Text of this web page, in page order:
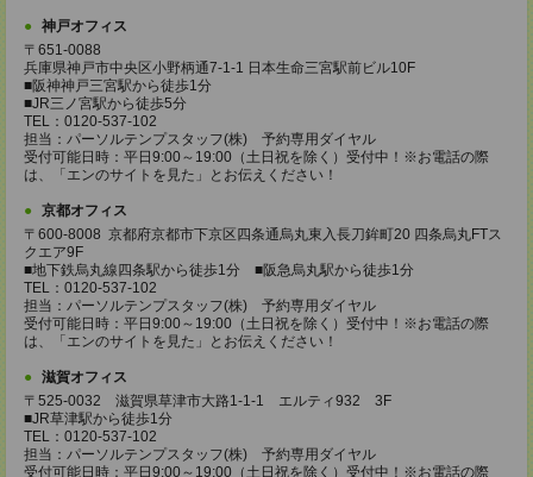
神戸オフィス
〒651-0088
兵庫県神戸市中央区小野柄通7-1-1 日本生命三宮駅前ビル10F
■阪神神戸三宮駅から徒歩1分
■JR三ノ宮駅から徒歩5分
TEL：0120-537-102
担当：パーソルテンプスタッフ(株) 予約専用ダイヤル
受付可能日時：平日9:00～19:00（土日祝を除く）受付中！※お電話の際
は、「エンのサイトを見た」とお伝えください！
京都オフィス
〒600-8008 京都府京都市下京区四条通烏丸東入長刀鉾町20 四条烏丸FTス
クエア9F
■地下鉄烏丸線四条駅から徒歩1分 ■阪急烏丸駅から徒歩1分
TEL：0120-537-102
担当：パーソルテンプスタッフ(株) 予約専用ダイヤル
受付可能日時：平日9:00～19:00（土日祝を除く）受付中！※お電話の際
は、「エンのサイトを見た」とお伝えください！
滋賀オフィス
〒525-0032 滋賀県草津市大路1-1-1 エルティ932 3F
■JR草津駅から徒歩1分
TEL：0120-537-102
担当：パーソルテンプスタッフ(株) 予約専用ダイヤル
受付可能日時：平日9:00～19:00（土日祝を除く）受付中！※お電話の際